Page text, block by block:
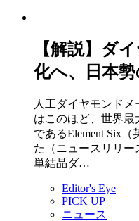
【解説】ダ
化へ、日本
人工ダイヤモンドメ
はこのほど、世界
であるElement Six
た（ニュースリリ
単結晶ダ…
Editor's Eye
PICK UP
ニュース